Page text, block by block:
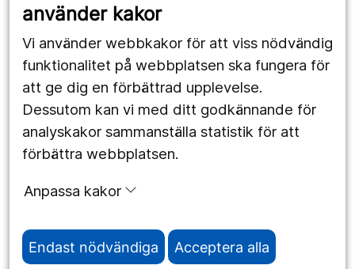
använder kakor
Vi använder webbkakor för att viss nödvändig
funktionalitet på webbplatsen ska fungera för
att ge dig en förbättrad upplevelse.
Dessutom kan vi med ditt godkännande för
analyskakor sammanställa statistik för att
förbättra webbplatsen.
Anpassa kakor
Endast nödvändiga Acceptera alla
Kontakt
Postadress
Kävesta folkhögskola
Kävesta 180
697 94 Sköllersta
Telefon 019-602 49 50